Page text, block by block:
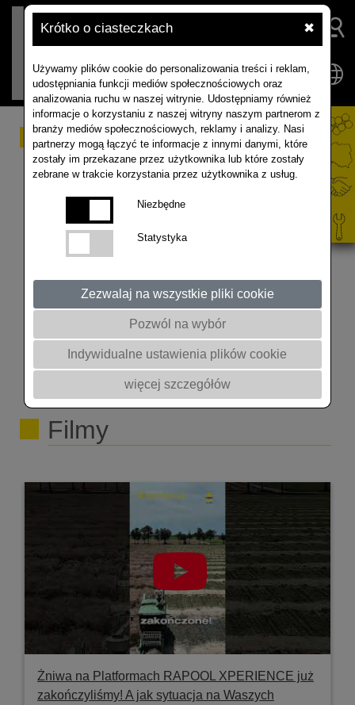
Krótko o ciasteczkach ✖
Używamy plików cookie do personalizowania treści i reklam,
udostępniania funkcji mediów społecznościowych oraz
analizowania ruchu w naszej witrynie. Udostępniamy również
informacje o korzystaniu z naszej witryny naszym partnerom z
branży mediów społecznościowych, reklamy i analizy. Nasi
partnerzy mogą łączyć te informacje z innymi danymi, które
zostały im przekazane przez użytkownika lub które zostały
zebrane w trakcie korzystania przez użytkownika z usług.
Niezbędne
Statystyka
Zezwalaj na wszystkie pliki cookie
Pozwól na wybór
Indywidualne ustawienia plików cookie
więcej szczegółów
RAPOOL XPERIENCE
doświadczenia
2025/2026
Filmy
Żniwa na Platformach RAPOOL XPERIENCE już
zakończyliśmy! A jak sytuacja na Waszych